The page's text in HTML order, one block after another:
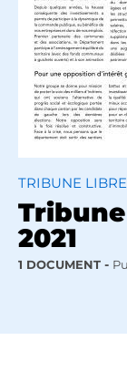
TRIBUNE LIBRE
2021
1 DOCUMENT